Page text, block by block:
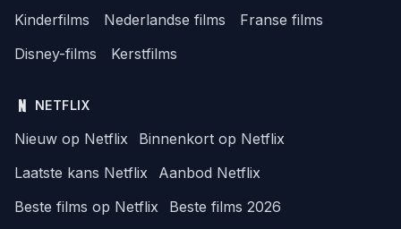
Kinderfilms
Nederlandse films
Franse films
Disney-films
Kerstfilms
NETFLIX
Nieuw op Netflix
Binnenkort op Netflix
Laatste kans Netflix
Aanbod Netflix
Beste films op Netflix
Beste films 2026